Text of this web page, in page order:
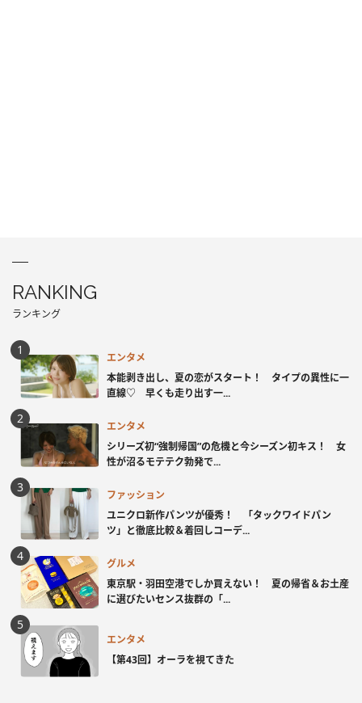
RANKING
ランキング
エンタメ
本能剥き出し、夏の恋がスタート！ タイプの異性に一
直線♡ 早くも走り出す一...
エンタメ
シリーズ初“強制帰国”の危機と今シーズン初キス！ 女
性が沼るモテテク勃発で...
ファッション
ユニクロ新作パンツが優秀！ 「タックワイドパン
ツ」と徹底比較＆着回しコーデ...
グルメ
東京駅・羽田空港でしか買えない！ 夏の帰省＆お土産
に選びたいセンス抜群の「...
エンタメ
【第43回】オーラを視てきた